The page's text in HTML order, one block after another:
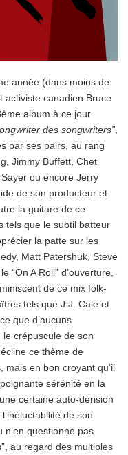
année (dans moins de
activiste canadien Bruce
album à ce jour.
des songwriters”
par ses pairs, au rang
Jimmy Buffett, Chet
ou encore Jerry
de son producteur et
la guitare de ce
tels que le subtil batteur
la patte sur les
Matt Patershuk, Steve
“On A Roll” d’ouverture,
de ce mix folk-
tels que J.J. Cale et
que d’aucuns
le crépuscule de son
ce thème de
mais en bon croyant qu’il
sérénité en la
certaine auto-dérision
de son
questionne pas
au regard des multiples